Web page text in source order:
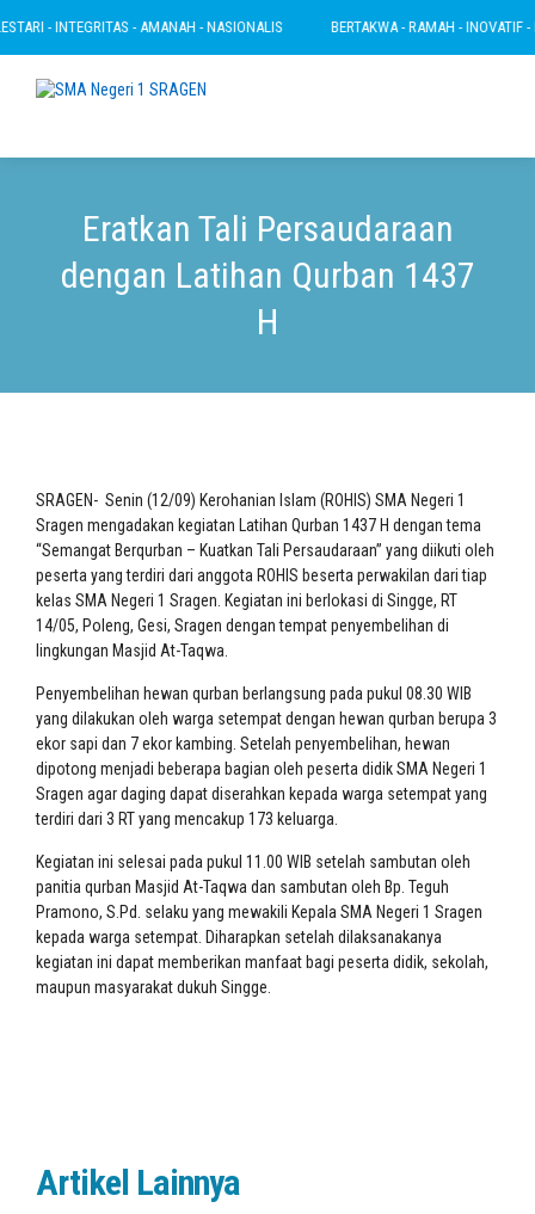
- INTEGRITAS - AMANAH - NASIONALIS BERTAKWA - RAMAH - INOVATIF -
Eratkan Tali Persaudaraan
dengan Latihan Qurban 1437
H
SRAGEN- Senin (12/09) Kerohanian Islam (ROHIS) SMA Negeri 1
Sragen mengadakan kegiatan Latihan Qurban 1437 H dengan tema
“Semangat Berqurban – Kuatkan Tali Persaudaraan” yang diikuti oleh
peserta yang terdiri dari anggota ROHIS beserta perwakilan dari tiap
kelas SMA Negeri 1 Sragen. Kegiatan ini berlokasi di Singge, RT
14/05, Poleng, Gesi, Sragen dengan tempat penyembelihan di
lingkungan Masjid At-Taqwa.
Penyembelihan hewan qurban berlangsung pada pukul 08.30 WIB
yang dilakukan oleh warga setempat dengan hewan qurban berupa 3
ekor sapi dan 7 ekor kambing. Setelah penyembelihan, hewan
dipotong menjadi beberapa bagian oleh peserta didik SMA Negeri 1
Sragen agar daging dapat diserahkan kepada warga setempat yang
terdiri dari 3 RT yang mencakup 173 keluarga.
Kegiatan ini selesai pada pukul 11.00 WIB setelah sambutan oleh
panitia qurban Masjid At-Taqwa dan sambutan oleh Bp. Teguh
Pramono, S.Pd. selaku yang mewakili Kepala SMA Negeri 1 Sragen
kepada warga setempat. Diharapkan setelah dilaksanakanya
kegiatan ini dapat memberikan manfaat bagi peserta didik, sekolah,
maupun masyarakat dukuh Singge.
Artikel Lainnya